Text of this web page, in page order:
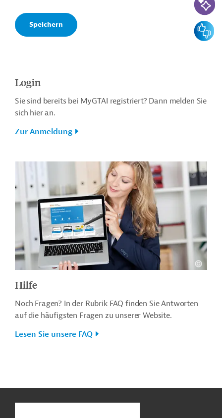
Login
Sie sind bereits bei MyGTAI registriert? Dann melden Sie
sich hier an.
Zur Anmeldung
Hilfe
Noch Fragen? In der Rubrik FAQ finden Sie Antworten
auf die häufigsten Fragen zu unserer Website.
Lesen Sie unsere FAQ